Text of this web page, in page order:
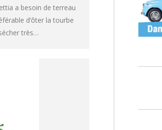
a besoin de terreau
d’ôter la tourbe
très…